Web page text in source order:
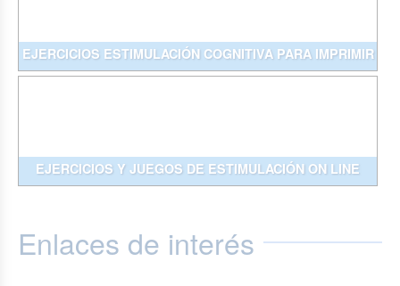
EJERCICIOS ESTIMULACIÓN COGNITIVA PARA IMPRIMIR
EJERCICIOS Y JUEGOS DE ESTIMULACIÓN ON LINE
Enlaces de interés